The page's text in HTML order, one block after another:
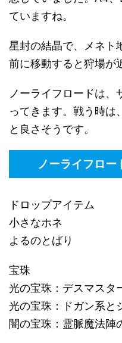
ていますね。
星封の結晶で、メネト
前に移動すると狩場が
ノーライフロードは
ってきます。戦う時は
と良さそうです。
ノーライフロー
ドロップアイテム
小さなホネ
よるのとばり
宝珠
光の宝珠：デスマスタ
光の宝珠：ドガン系と
闇の宝珠：霊脈魔法陣